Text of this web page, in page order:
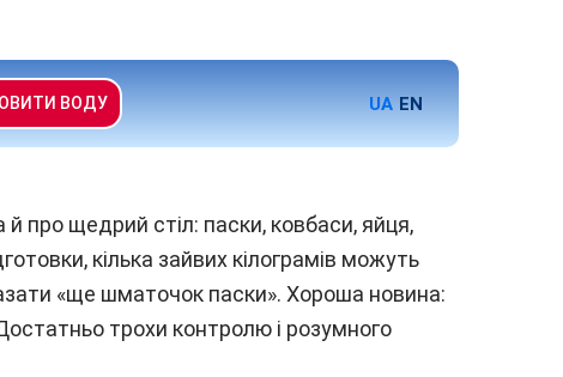
ВОДУ UA EN
й про щедрий стіл: паски, ковбаси, яйця,
кілька зайвих кілограмів можуть
«ще шматочок паски». Хороша новина:
трохи контролю і розумного